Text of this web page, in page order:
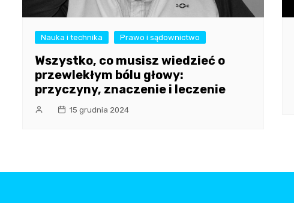
Nauka i technika Prawo i sądownictwo
Wszystko, co musisz wiedzieć o
przewlekłym bólu głowy:
przyczyny, znaczenie i leczenie
15 grudnia 2024